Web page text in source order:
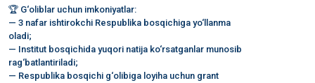
🏆 G‘oliblar uchun imkoniyatlar:
— 3 nafar ishtirokchi Respublika bosqichiga yo‘llanma
oladi;
— Institut bosqichida yuqori natija ko‘rsatganlar munosib
rag‘batlantiriladi;
— Respublika bosqichi g‘olibiga loyiha uchun grant